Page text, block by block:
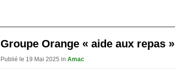
Groupe Orange « aide aux repas »
Publié le 19 Mai 2025 in Amac